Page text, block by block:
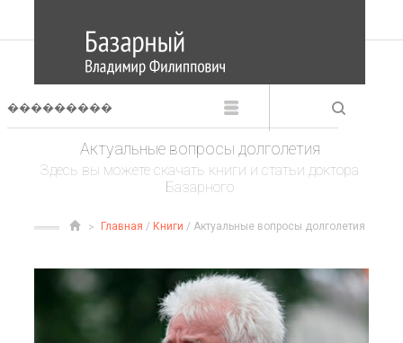
Актуальные вопросы долголетия
Здесь вы можете скачать книги и статьи доктора
Базарного
Главная / Книги / Актуальные вопросы долголетия